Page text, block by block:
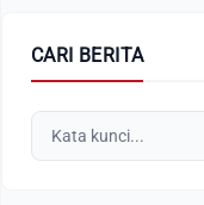
CARI BERITA